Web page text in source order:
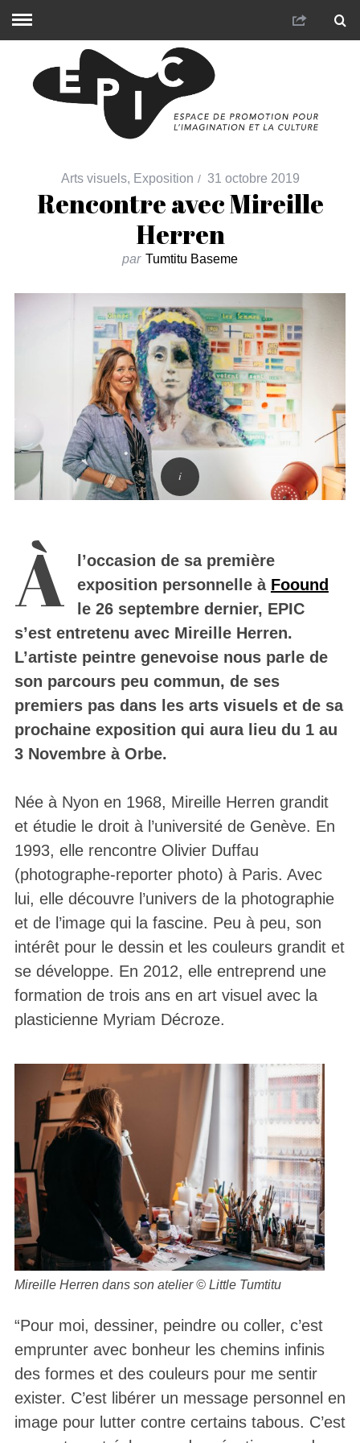
Arts visuels, Exposition 31 octobre 2019
Rencontre avec Mireille
Herren
par Tumtitu Baseme
À
l’occasion de sa première
exposition personnelle à Foound
le 26 septembre dernier, EPIC
s’est entretenu avec Mireille Herren.
L’artiste peintre genevoise nous parle de
son parcours peu commun, de ses
premiers pas dans les arts visuels et de sa
prochaine exposition qui aura lieu du 1 au
3 Novembre à Orbe.
Née à Nyon en 1968, Mireille Herren grandit
et étudie le droit à l’université de Genève. En
1993, elle rencontre Olivier Duffau
(photographe-reporter photo) à Paris. Avec
lui, elle découvre l’univers de la photographie
et de l’image qui la fascine. Peu à peu, son
intérêt pour le dessin et les couleurs grandit et
se développe. En 2012, elle entreprend une
formation de trois ans en art visuel avec la
plasticienne Myriam Décroze.
Mireille Herren dans son atelier © Little Tumtitu
“Pour moi, dessiner, peindre ou coller, c’est
emprunter avec bonheur les chemins infinis
des formes et des couleurs pour me sentir
exister. C’est libérer un message personnel en
image pour lutter contre certains tabous. C’est